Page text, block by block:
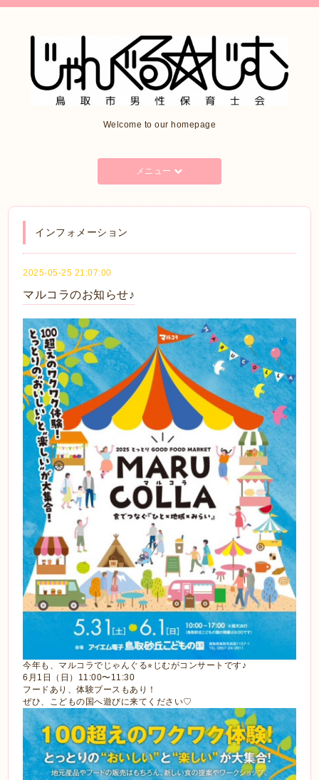
Welcome to our homepage
メニュー
インフォメーション
2025-05-25 21:07:00
マルコラのお知らせ♪
今年も、マルコラでじゃんぐる⭐︎じむがコンサートです♪
6月1日（日）11:00〜11:30
フードあり、体験ブースもあり！
ぜひ、こどもの国へ遊びに来てください♡